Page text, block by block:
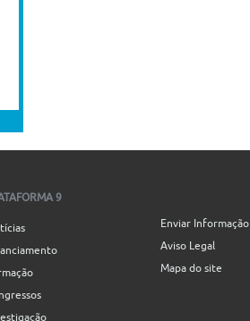
9
Enviar Informação
Aviso Legal
Mapa do site